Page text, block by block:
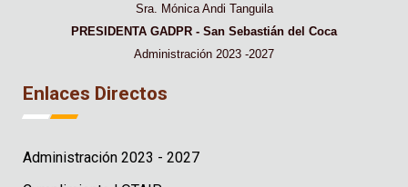
Sra. Mónica Andi Tanguila
PRESIDENTA GADPR - San Sebastián del Coca
Administración 2023 -2027
Enlaces Directos
Administración 2023 - 2027